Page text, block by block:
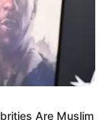
ha
de
de
se lleve
el 2024.
Are Muslim